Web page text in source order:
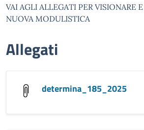
VAI AGLI ALLEGATI PER VISIONARE
NUOVA MODULISTICA
Allegati
determina_185_2025